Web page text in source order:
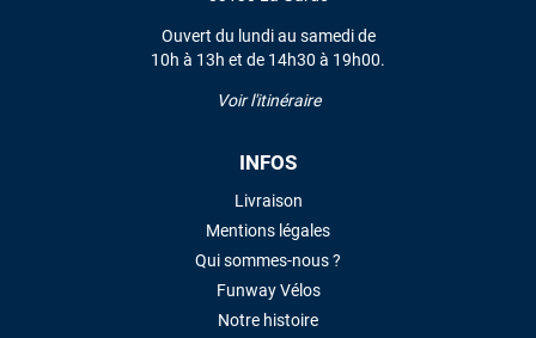
Ouvert du lundi au samedi de
10h à 13h et de 14h30 à 19h00.
Voir l'itinéraire
INFOS
Livraison
Mentions légales
Qui sommes-nous ?
Funway Vélos
Notre histoire
LAISSER UN AVIS